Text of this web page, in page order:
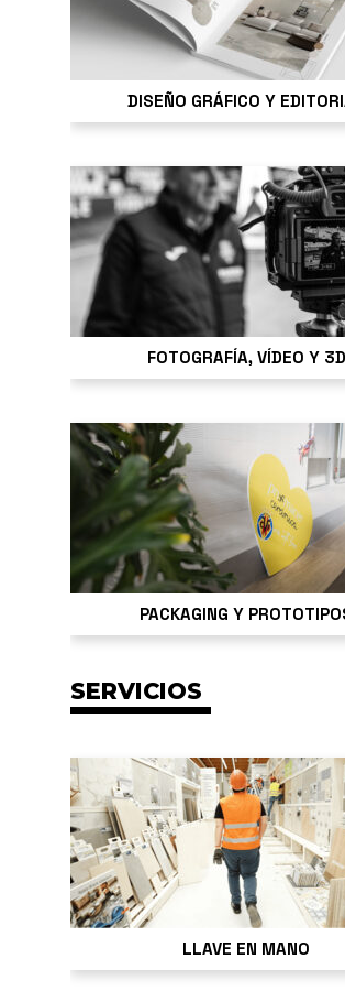
DISEÑO GRÁFICO Y
FOTOGRAFÍA, VÍDEO Y 3D
PACKAGING Y
SERVICIOS
LLAVE EN MANO